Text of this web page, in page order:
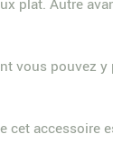
plat. Autre
vous pouvez
accessoire